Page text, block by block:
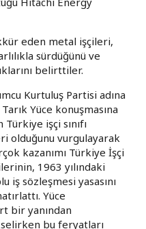
eden metal işçileri,
sürdüğünü ve
belirttiler.
Kurtuluş Partisi adına
Yüce konuşmasına
işçi sınıfı
olduğunu vurgulayarak
kazanımı Türkiye İşçi
1963 yılındaki
iş sözleşmesi yasasını
Yüce
bir yanından
bu feryatları